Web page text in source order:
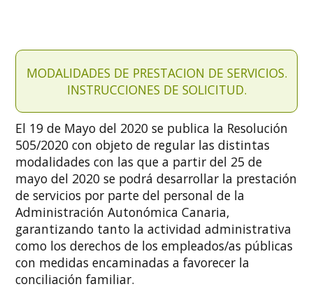
MODALIDADES DE PRESTACION DE SERVICIOS.
INSTRUCCIONES DE SOLICITUD.
El 19 de Mayo del 2020 se publica la Resolución
505/2020 con objeto de regular las distintas
modalidades con las que a partir del 25 de
mayo del 2020 se podrá desarrollar la prestación
de servicios por parte del personal de la
Administración Autonómica Canaria,
garantizando tanto la actividad administrativa
como los derechos de los empleados/as públicas
con medidas encaminadas a favorecer la
conciliación familiar.